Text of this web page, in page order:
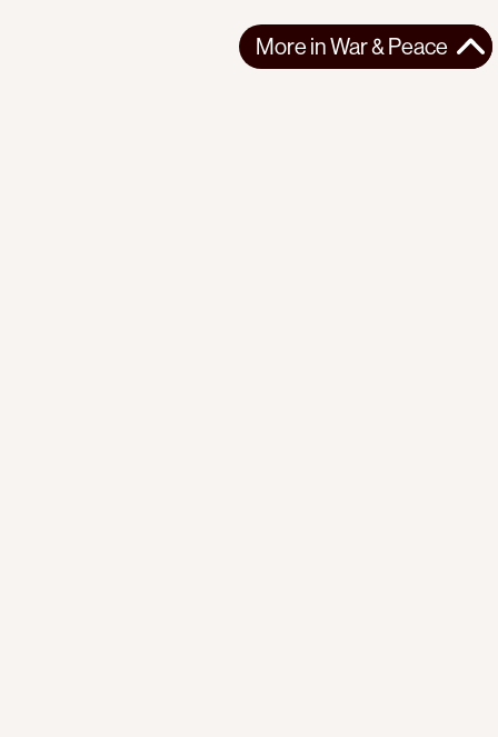
More inWar & Peace